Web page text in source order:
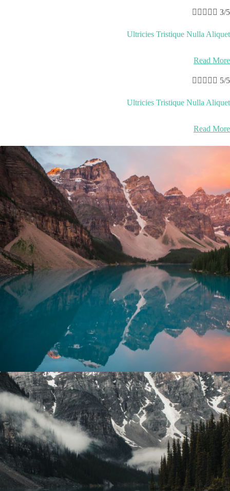
     3/5
Ultricies Tristique Nulla Aliquet
Read More
     5/5
Ultricies Tristique Nulla Aliquet
Read More